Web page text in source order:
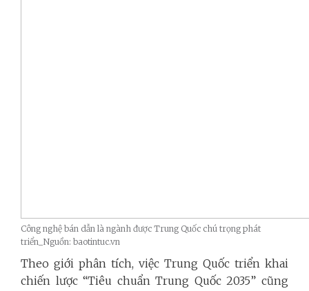
Công nghệ bán dẫn là ngành được Trung Quốc chú trọng phát
triển_Nguồn: baotintuc.vn
Theo giới phân tích, việc Trung Quốc triển khai
chiến lược “Tiêu chuẩn Trung Quốc 2035” cũng